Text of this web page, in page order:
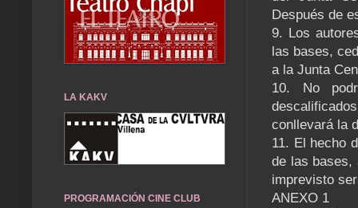
Después de
9. Los
las bases,
a la Junta
10. No
conllevará la
11. El hecho
de las bases,
imprevisto
ANEXO 1
LA KAKV
PROGRAMACIÓN CINE CLUB